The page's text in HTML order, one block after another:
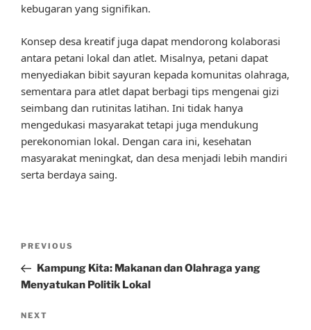
kebugaran yang signifikan.
Konsep desa kreatif juga dapat mendorong kolaborasi
antara petani lokal dan atlet. Misalnya, petani dapat
menyediakan bibit sayuran kepada komunitas olahraga,
sementara para atlet dapat berbagi tips mengenai gizi
seimbang dan rutinitas latihan. Ini tidak hanya
mengedukasi masyarakat tetapi juga mendukung
perekonomian lokal. Dengan cara ini, kesehatan
masyarakat meningkat, dan desa menjadi lebih mandiri
serta berdaya saing.
Previous
Post
PREVIOUS
Kampung Kita: Makanan dan Olahraga yang
Menyatukan Politik Lokal
Next
NEXT